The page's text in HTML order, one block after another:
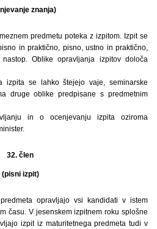
znanja)
predmetu poteka z izpitom. Izpit se
in praktično, pisno, ustno in praktično,
Oblike opravljanja izpitov določa
izpita se lahko štejejo vaje, seminarske
druge oblike predpisane s predmetnim
in o ocenjevanju izpita oziroma
32. člen
(pisni izpit)
opravljajo vsi kandidati v istem
času. V jesenskem izpitnem roku splošne
izpit iz maturitetnega predmeta tudi v